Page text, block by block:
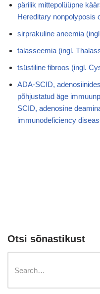
pärilik mittepolüüpne
Hereditary nonpolyposis
sirprakuline aneemia
talasseemia (ingl.
tsüstiline fibroos (ingl.
ADA-SCID,
põhjustatud äge
SCID, adenosine
immunodeficiency
Otsi sõnastikust